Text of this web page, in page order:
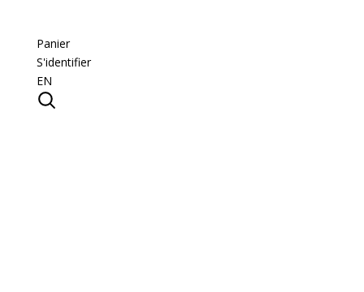
Panier
S'identifier
EN